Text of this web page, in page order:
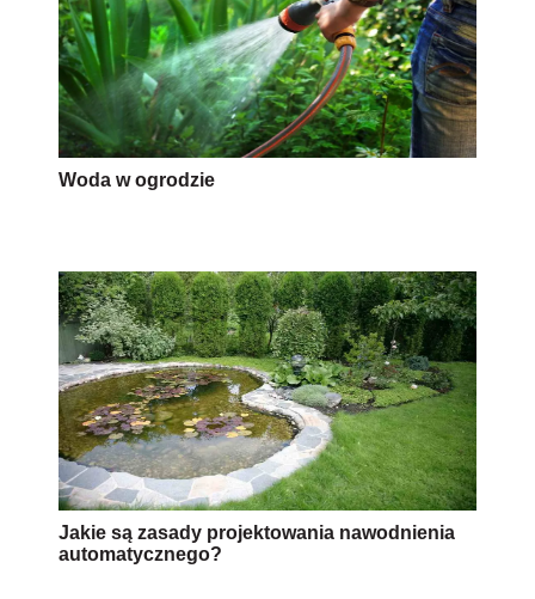
Woda w ogrodzie
Jakie są zasady projektowania nawodnienia
automatycznego?